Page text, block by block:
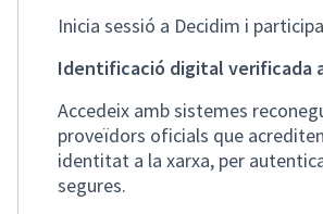
Inicia sessió a Decidim i
Identificació digital verificada
Accedeix amb sistemes
proveïdors oficials que
identitat a la xarxa, per
segures.